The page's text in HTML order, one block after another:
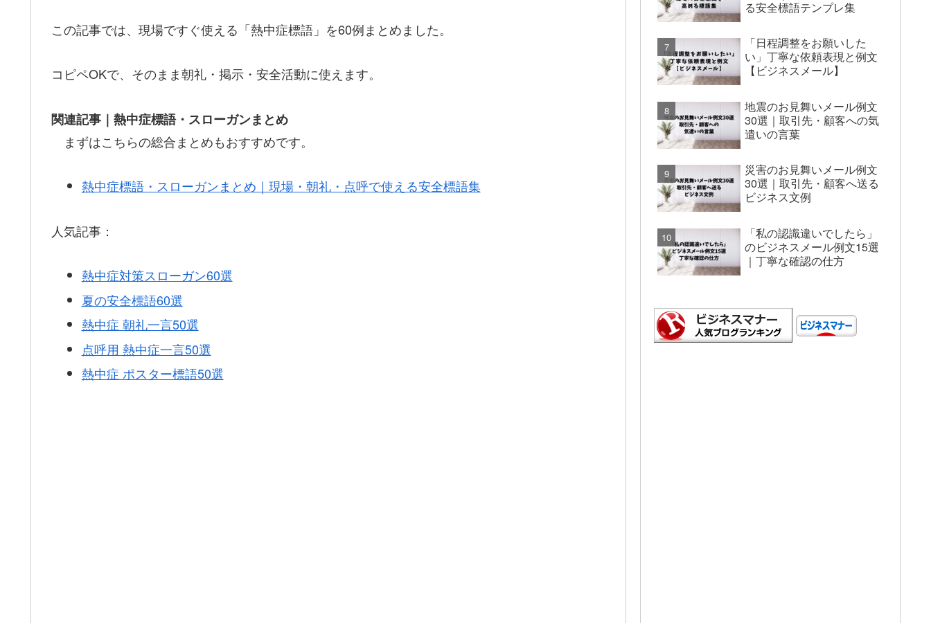
この記事では、現場ですぐ使える「熱中症標語」を60例まとめました。
コピペOKで、そのまま朝礼・掲示・安全活動に使えます。
関連記事｜熱中症標語・スローガンまとめ
まずはこちらの総合まとめもおすすめです。
熱中症標語・スローガンまとめ｜現場・朝礼・点呼で使える安全標語集
人気記事：
熱中症対策スローガン60選
夏の安全標語60選
熱中症 朝礼一言50選
点呼用 熱中症一言50選
熱中症 ポスター標語50選
る安全標語テンプレ集
「日程調整をお願いした
い」丁寧な依頼表現と例文
【ビジネスメール】
地震のお見舞いメール例文
30選｜取引先・顧客への気
遣いの言葉
災害のお見舞いメール例文
30選｜取引先・顧客へ送る
ビジネス文例
「私の認識違いでしたら」
のビジネスメール例文15選
｜丁寧な確認の仕方